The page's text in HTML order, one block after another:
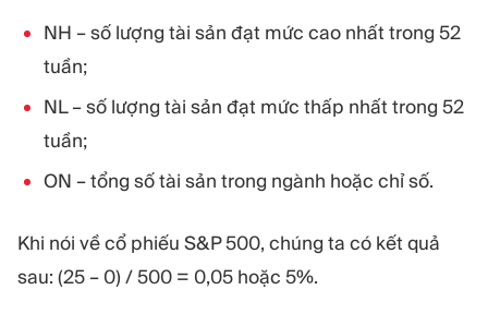
NH – số lượng tài sản đạt mức cao nhất trong 52
tuần;
NL – số lượng tài sản đạt mức thấp nhất trong 52
tuần;
ON – tổng số tài sản trong ngành hoặc chỉ số.
Khi nói về cổ phiếu S&P 500, chúng ta có kết quả
sau: (25 – 0) / 500 = 0,05 hoặc 5%.